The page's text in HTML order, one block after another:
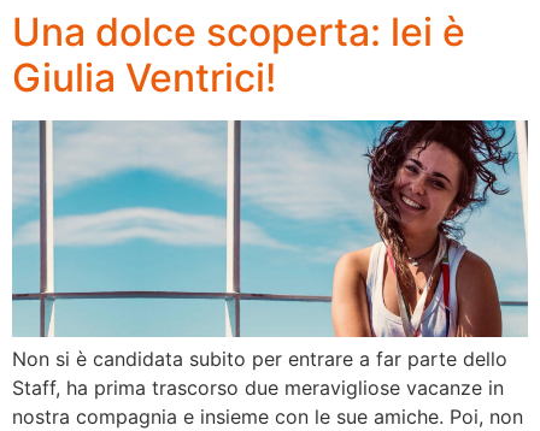
Una dolce scoperta: lei è
Giulia Ventrici!
Non si è candidata subito per entrare a far parte dello
Staff, ha prima trascorso due meravigliose vacanze in
nostra compagnia e insieme con le sue amiche. Poi, non